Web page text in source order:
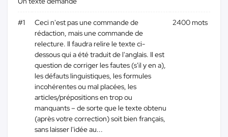
#1
Ceci n'est pas une commande de
rédaction, mais une commande de
relecture. Il faudra relire le texte ci-
dessous qui a été traduit de l'anglais. Il est
question de corriger les fautes (s'il y en a),
les défauts linguistiques, les formules
incohérentes ou mal placées, les
articles/prépositions en trop ou
manquants – de sorte que le texte obtenu
(après votre correction) soit bien français,
sans laisser l'idée au...
2400 mots